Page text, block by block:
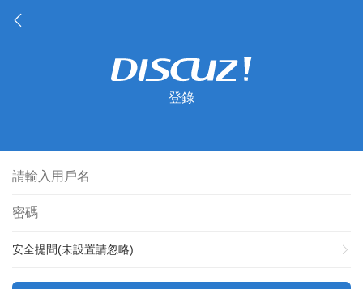
登錄
安全提問(未設置請忽略)